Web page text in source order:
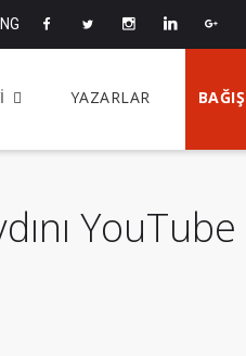
YAZARLAR BAĞIŞ
YouTube